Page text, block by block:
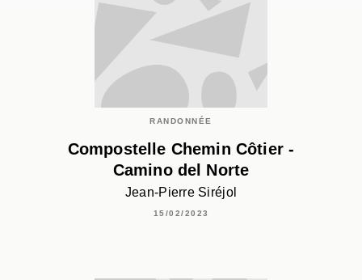
RANDONNÉE
Compostelle Chemin Côtier -
Camino del Norte
Jean-Pierre Siréjol
15/02/2023